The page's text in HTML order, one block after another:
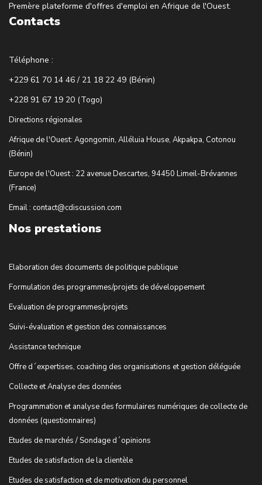
Premère plateforme d'offres d'emploi en Afrique de l'Ouest.
Contacts
Téléphone :
+229 61 70 14 46 / 21 18 22 49 (Bénin)
+228 91 67 19 20 (Togo)
Directions régionales
Afrique de l'Ouest: Agongomin, Alléluia House, Akpakpa, Cotonou
(Bénin)
Europe de l'Ouest : 22 avenue Descartes, 94450 Limeil-Brévannes
(France)
Email : contact@cdiscussion.com
Nos prestations
Elaboration des documents de politique publique
Formulation des programmes/projets de développement
Evaluation de programmes/projets
Suivi-évaluation et gestion des connaissances
Assistance technique
Offre d´expertises, coaching des organisations et gestion déléguée
Collecte et Analyse des données
Programmation et analyse des formulaires numériques de collecte de
données (questionnaires)
Etudes de marchés / Sondage d´opinions
Etudes de satisfaction de la clientèle
Etudes de satisfaction et de motivation du personnel